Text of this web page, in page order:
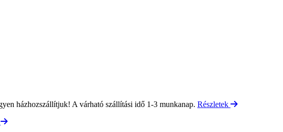
házhozszállítjuk! A várható szállítási idő 1-3 munkanap. Részletek